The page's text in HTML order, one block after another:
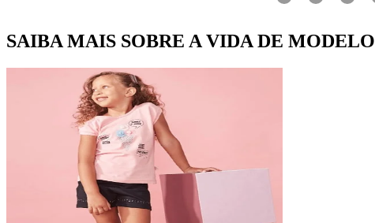
SAIBA MAIS SOBRE A VIDA DE MODELO